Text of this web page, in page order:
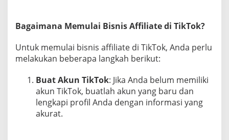
Bagaimana Memulai Bisnis Affiliate di TikTok?
Untuk memulai bisnis affiliate di TikTok, Anda perlu
melakukan beberapa langkah berikut:
Buat Akun TikTok: Jika Anda belum memiliki
akun TikTok, buatlah akun yang baru dan
lengkapi profil Anda dengan informasi yang
akurat.